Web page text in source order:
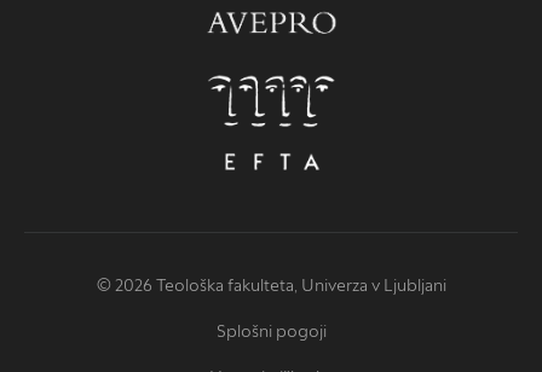
© 2026 Teološka fakulteta, Univerza v Ljubljani
Splošni pogoji